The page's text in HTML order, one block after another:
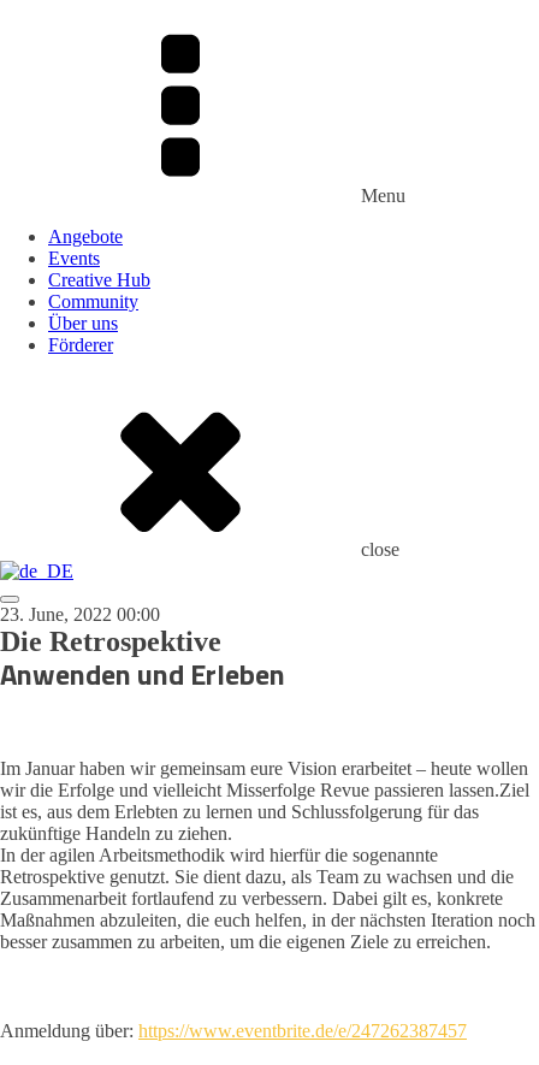
Menu
Angebote
Events
Creative Hub
Community
Über uns
Förderer
close
23. June, 2022 00:00
Die Retrospektive
Anwenden und Erleben
Im Januar haben wir gemeinsam eure Vision erarbeitet – heute wollen
wir die Erfolge und vielleicht Misserfolge Revue passieren lassen.Ziel
ist es, aus dem Erlebten zu lernen und Schlussfolgerung für das
zukünftige Handeln zu ziehen.
In der agilen Arbeitsmethodik wird hierfür die sogenannte
Retrospektive genutzt. Sie dient dazu, als Team zu wachsen und die
Zusammenarbeit fortlaufend zu verbessern. Dabei gilt es, konkrete
Maßnahmen abzuleiten, die euch helfen, in der nächsten Iteration noch
besser zusammen zu arbeiten, um die eigenen Ziele zu erreichen.
Anmeldung über: https://www.eventbrite.de/e/247262387457